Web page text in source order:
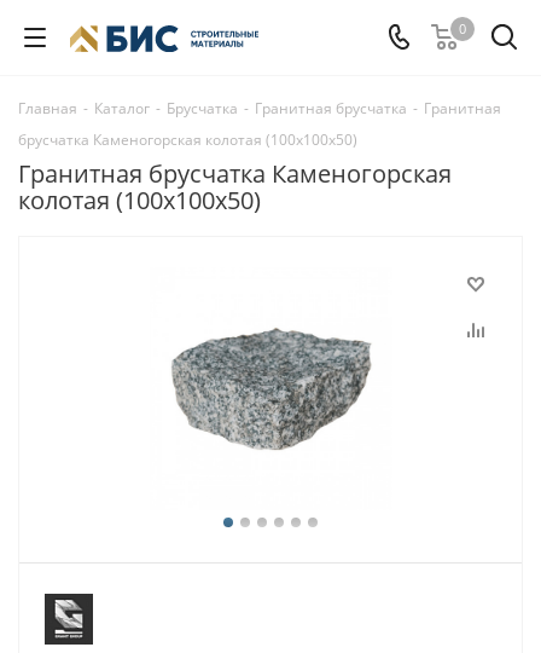
0
Главная - Каталог - Брусчатка - Гранитная брусчатка - Гранитная
брусчатка Каменогорская колотая (100х100х50)
Гранитная брусчатка Каменогорская
колотая (100х100х50)